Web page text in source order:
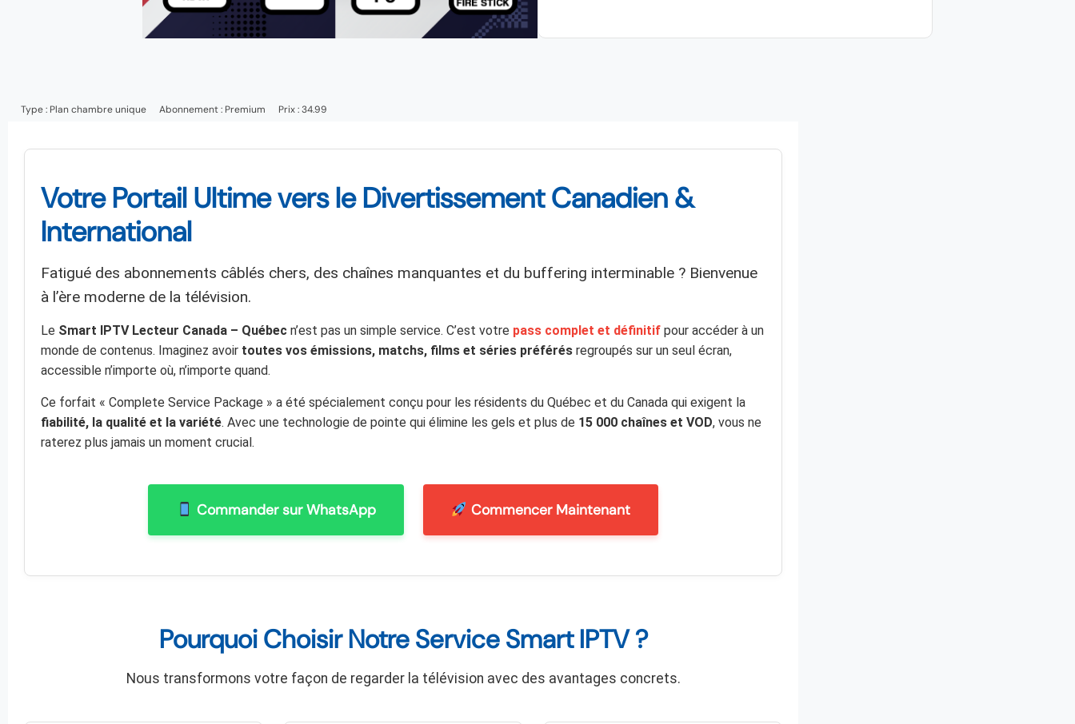
Type : Plan chambre unique Abonnement : Premium Prix : 34.99
Votre Portail Ultime vers le Divertissement Canadien &
International
Fatigué des abonnements câblés chers, des chaînes manquantes et du buffering interminable ? Bienvenue
à l’ère moderne de la télévision.
Le Smart IPTV Lecteur Canada – Québec n’est pas un simple service. C’est votre pass complet et définitif pour accéder à un
monde de contenus. Imaginez avoir toutes vos émissions, matchs, films et séries préférés regroupés sur un seul écran,
accessible n’importe où, n’importe quand.
Ce forfait « Complete Service Package » a été spécialement conçu pour les résidents du Québec et du Canada qui exigent la
fiabilité, la qualité et la variété. Avec une technologie de pointe qui élimine les gels et plus de 15 000 chaînes et VOD, vous ne
raterez plus jamais un moment crucial.
Commander sur WhatsApp Commencer Maintenant
Pourquoi Choisir Notre Service Smart IPTV ?
Nous transformons votre façon de regarder la télévision avec des avantages concrets.